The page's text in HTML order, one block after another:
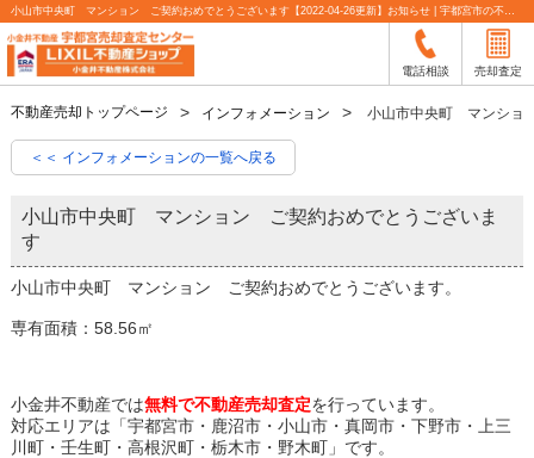
小山市中央町 マンション ご契約おめでとうございます【2022-04-26更新】お知らせ | 宇都宮市の不動産売却査定なら小金井不動産
電話相談 売却査定
不動産売却トップページ インフォメーション 小山市中央町 マンショ
＜＜ インフォメーションの一覧へ戻る
小山市中央町 マンション ご契約おめでとうございま
す
小山市中央町 マンション ご契約おめでとうございます。
専有面積：58.56㎡
小金井不動産では無料で不動産売却査定を行っています。
対応エリアは「宇都宮市・鹿沼市・小山市・真岡市・下野市・上三
川町・壬生町・高根沢町・栃木市・野木町」です。